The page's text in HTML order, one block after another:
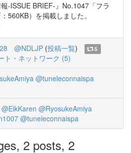
-ISSUE BRIEF-』No.1047「フラ
560KB）を掲載しました。
@NDLJP (投稿一覧)
5
ト・ネットワーク (5)
@tuneleconnaispa
@EikKaren @RyosukeAmiya
@tuneleconnaispa
2 posts, 2